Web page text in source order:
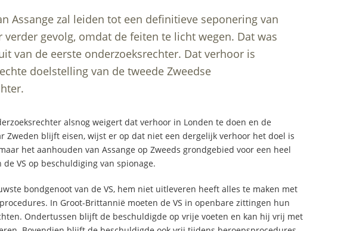
Assange zal leiden tot een definitieve seponering van
verder gevolg, omdat de feiten te licht wegen. Dat was
van de eerste onderzoeksrechter. Dat verhoor is
doelstelling van de tweede Zweedse
alsnog weigert dat verhoor in Londen te doen en de
Zweden blijft eisen, wijst er op dat niet een dergelijk verhoor het doel is
het aanhouden van Assange op Zweeds grondgebied voor een heel
VS op beschuldiging van spionage.
bondgenoot van de VS, hem niet uitleveren heeft alles te maken met
In Groot-Brittannië moeten de VS in openbare zittingen hun
Ondertussen blijft de beschuldigde op vrije voeten en kan hij vrij met